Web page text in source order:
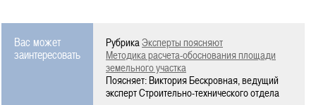
Вас может
заинтересовать
РубрикаЭксперты поясняют
Методика расчета-обоснования площади
земельного участка
Поясняет: Виктория Бескровная, ведущий
эксперт Строительно-технического отдела